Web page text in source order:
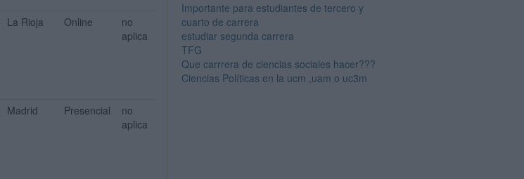
La Rioja Online
no
aplica
Madrid Presencial
no
aplica
Importante para estudiantes de tercero y
cuarto de carrera
estudiar segunda carrera
TFG
Que carrrera de ciencias sociales hacer???
Ciencias Políticas en la ucm ,uam o uc3m